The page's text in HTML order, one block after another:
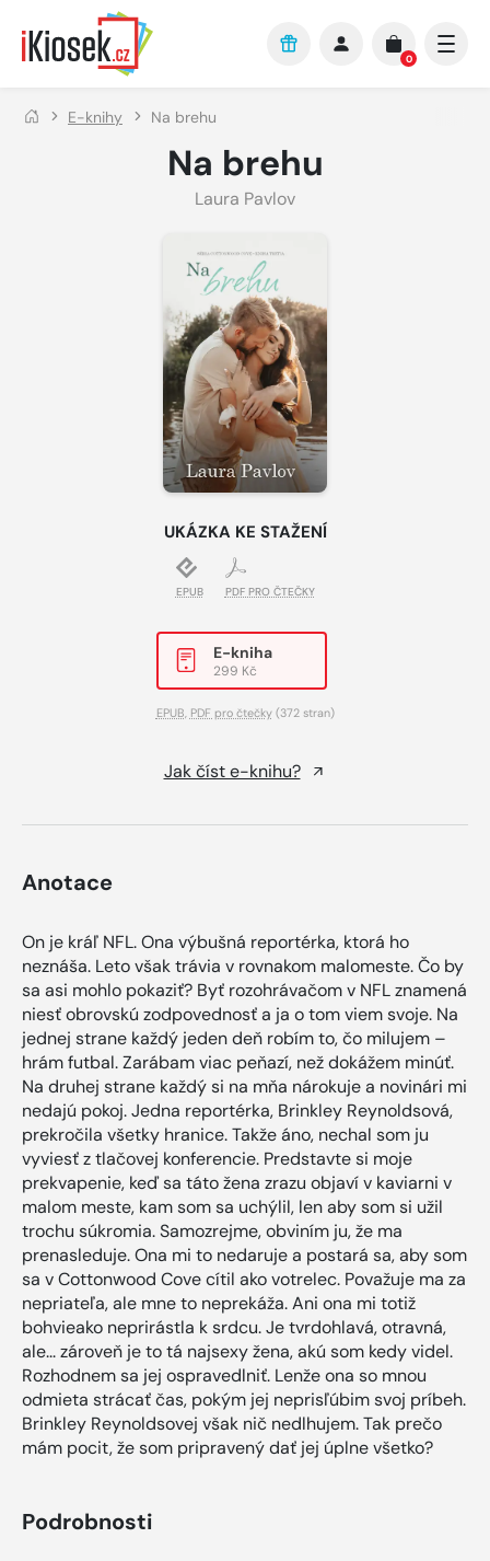
Přejít na hlavní obsah
0
E-knihy Na brehu
Na brehu
Laura Pavlov
UKÁZKA KE STAŽENÍ
EPUB PDF PRO ČTEČKY
E-kniha
299 Kč
EPUB PDF pro čtečky(372 stran)
Jak číst e-knihu?
Anotace
On je kráľ NFL. Ona výbušná reportérka, ktorá ho
neznáša. Leto však trávia v rovnakom malomeste. Čo by
sa asi mohlo pokaziť? Byť rozohrávačom v NFL znamená
niesť obrovskú zodpovednosť a ja o tom viem svoje. Na
jednej strane každý jeden deň robím to, čo milujem –
hrám futbal. Zarábam viac peňazí, než dokážem minúť.
Na druhej strane každý si na mňa nárokuje a novinári mi
nedajú pokoj. Jedna reportérka, Brinkley Reynoldsová,
prekročila všetky hranice. Takže áno, nechal som ju
vyviesť z tlačovej konferencie. Predstavte si moje
prekvapenie, keď sa táto žena zrazu objaví v kaviarni v
malom meste, kam som sa uchýlil, len aby som si užil
trochu súkromia. Samozrejme, obviním ju, že ma
prenasleduje. Ona mi to nedaruje a postará sa, aby som
sa v Cottonwood Cove cítil ako votrelec. Považuje ma za
nepriateľa, ale mne to neprekáža. Ani ona mi totiž
bohvieako neprirástla k srdcu. Je tvrdohlavá, otravná,
ale... zároveň je to tá najsexy žena, akú som kedy videl.
Rozhodnem sa jej ospravedlniť. Lenže ona so mnou
odmieta strácať čas, pokým jej neprisľúbim svoj príbeh.
Brinkley Reynoldsovej však nič nedlhujem. Tak prečo
mám pocit, že som pripravený dať jej úplne všetko?
Podrobnosti